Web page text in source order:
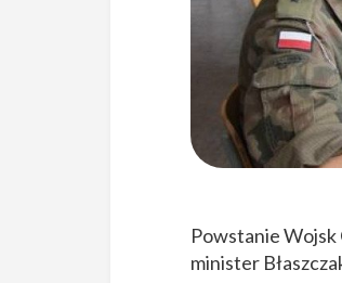
Powstanie
minister